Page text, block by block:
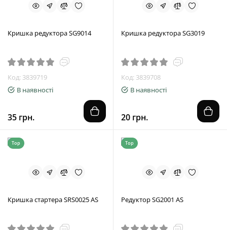
Кришка редуктора SG9014
Код: 3839719
В наявності
35 грн.
Кришка редуктора SG3019
Код: 3839708
В наявності
20 грн.
Top
Кришка стартера SRS0025 AS
Top
Редуктор SG2001 AS